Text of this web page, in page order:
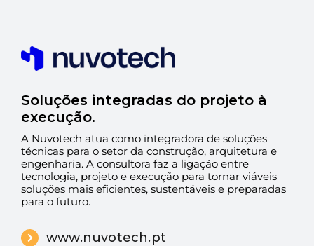
NOTÍCIAS
CONTACTOS
Soluções integradas do projeto à
execução.
A Nuvotech atua como integradora de soluções
técnicas para o setor da construção, arquitetura e
engenharia. A consultora faz a ligação entre
tecnologia, projeto e execução para tornar viáveis
soluções mais eficientes, sustentáveis e preparadas
para o futuro.
www.nuvotech.pt